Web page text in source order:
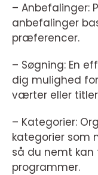
– Anbefalinger:
anbefalinger
præferencer.
– Søgning: En
dig mulighed
værter eller
– Kategorier:
kategorier som
så du nemt
programmer.